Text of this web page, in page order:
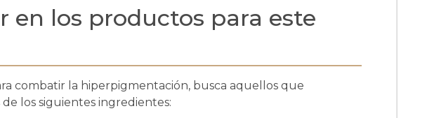
en los productos para este
combatir la hiperpigmentación, busca aquellos que
los siguientes ingredientes: